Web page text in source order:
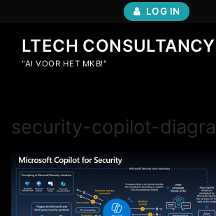
inhoud
LOG IN
LTECH CONSULTANCY
"AI VOOR HET MKB!"
security-copilot-